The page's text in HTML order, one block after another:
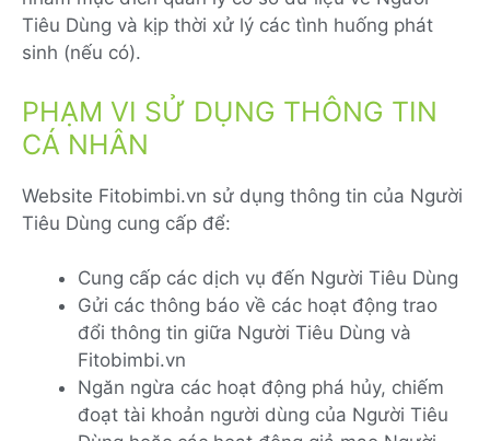
Tiêu Dùng và kịp thời xử lý các tình huống phát
sinh (nếu có).
PHẠM VI SỬ DỤNG THÔNG TIN
CÁ NHÂN
Website Fitobimbi.vn sử dụng thông tin của Người
Tiêu Dùng cung cấp để:
Cung cấp các dịch vụ đến Người Tiêu Dùng
Gửi các thông báo về các hoạt động trao
đổi thông tin giữa Người Tiêu Dùng và
Fitobimbi.vn
Ngăn ngừa các hoạt động phá hủy, chiếm
đoạt tài khoản người dùng của Người Tiêu